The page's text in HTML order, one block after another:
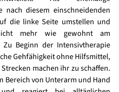
nach diesem einschneidenden
die linke Seite umstellen und
mehr wie gewohnt am
Beginn der Intensivtherapie
Gehfähigkeit ohne Hilfsmittel,
machen ihr zu schaffen.
Bereich von Unterarm und Hand